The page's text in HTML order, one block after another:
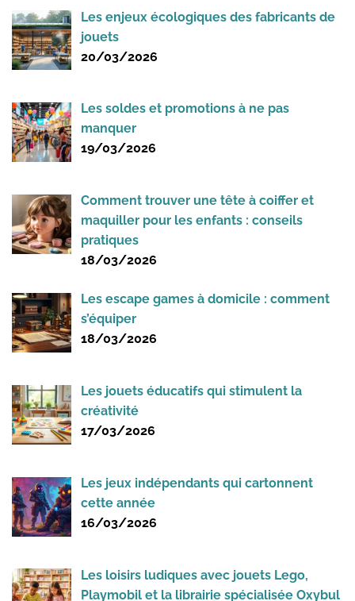
Les enjeux écologiques des fabricants de
jouets
20/03/2026
Les soldes et promotions à ne pas
manquer
19/03/2026
Comment trouver une tête à coiffer et
maquiller pour les enfants : conseils
pratiques
18/03/2026
Les escape games à domicile : comment
s’équiper
18/03/2026
Les jouets éducatifs qui stimulent la
créativité
17/03/2026
Les jeux indépendants qui cartonnent
cette année
16/03/2026
Les loisirs ludiques avec jouets Lego,
Playmobil et la librairie spécialisée Oxybul